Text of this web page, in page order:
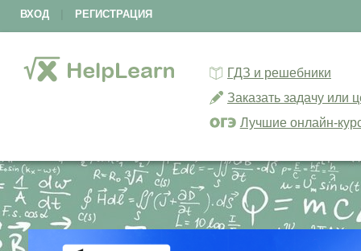
ВХОД РЕГИСТРАЦИЯ
ГДЗ и решебники
Заказать задачу или
Лучшие онлайн-